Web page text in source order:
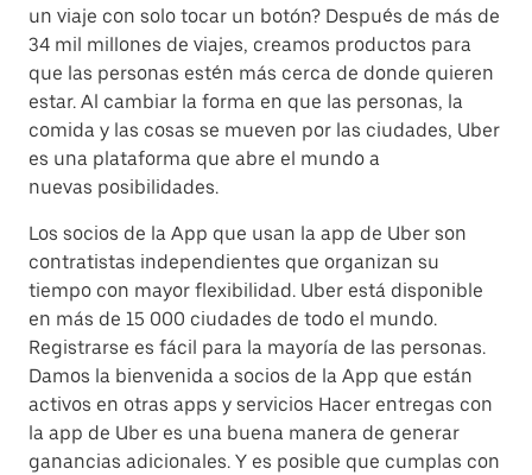
un viaje con solo tocar un botón? Después de más de
34 mil millones de viajes, creamos productos para
que las personas estén más cerca de donde quieren
estar. Al cambiar la forma en que las personas, la
comida y las cosas se mueven por las ciudades, Uber
es una plataforma que abre el mundo a
nuevas posibilidades.
Los socios de la App que usan la app de Uber son
contratistas independientes que organizan su
tiempo con mayor flexibilidad. Uber está disponible
en más de 15 000 ciudades de todo el mundo.
Registrarse es fácil para la mayoría de las personas.
Damos la bienvenida a socios de la App que están
activos en otras apps y servicios Hacer entregas con
la app de Uber es una buena manera de generar
ganancias adicionales. Y es posible que cumplas con